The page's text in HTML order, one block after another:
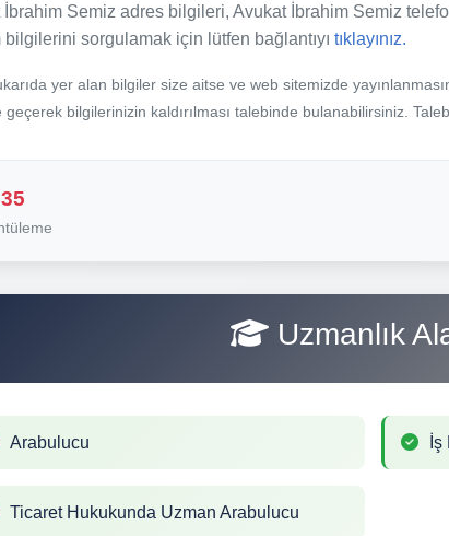
İbrahim Semiz adres bilgileri, Avukat İbrahim Semiz
bilgilerini sorgulamak için lütfen bağlantıyı tıklayınız.
yer alan bilgiler size aitse ve web sitemizde
geçerek bilgilerinizin kaldırılması talebinde bulanabilirsiniz.
Uzmanlık
Arabulucu
Ticaret Hukukunda Uzman Arabulucu